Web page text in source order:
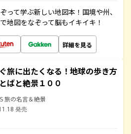
って学ぶ新しい地図本！国境や州、
地図をなぞって脳もイキイキ！
詳細を見る
旅に出たくなる！地球の歩き方
ばと絶景１００
旅の名言＆絶景
発売